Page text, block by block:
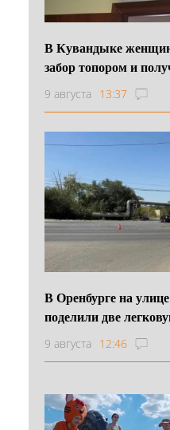
В Кувандыке
забор топором и
9 августа 13:37
В Оренбурге на
поделили две
9 августа 12:46